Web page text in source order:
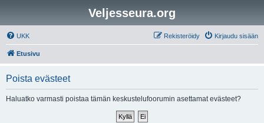
Veljesseura.org
UKK Kirjaudu sisään
Rekisteröidy
Etusivu
Poista evästeet
Haluatko varmasti poistaa tämän keskustelufoorumin asettamat evästeet?